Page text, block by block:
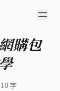
購包
字